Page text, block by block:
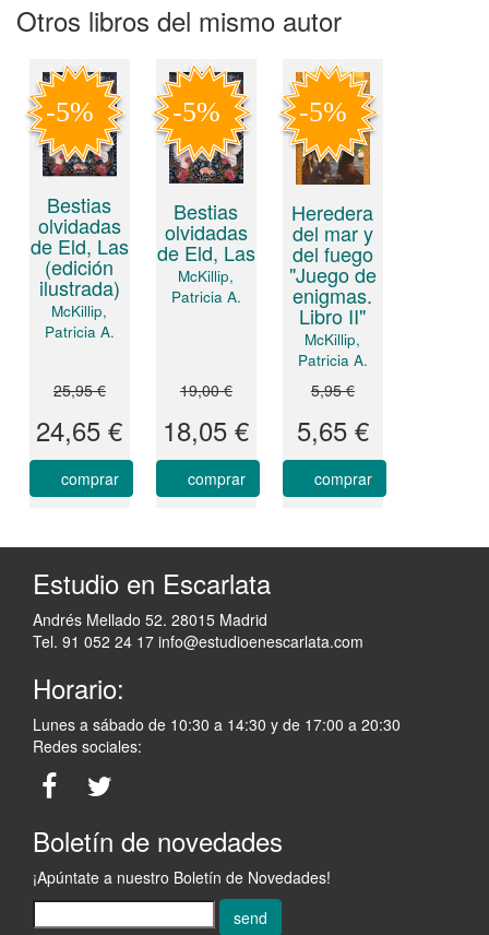
Otros libros del mismo autor
Bestias
olvidadas
de Eld, Las
(edición
ilustrada)
McKillip,
Patricia A.
25,95 €
24,65 €
comprar
Bestias
olvidadas
de Eld, Las
McKillip,
Patricia A.
19,00 €
18,05 €
comprar
Heredera
del mar y
del fuego
"Juego de
enigmas.
Libro II"
McKillip,
Patricia A.
5,95 €
5,65 €
comprar
Estudio en Escarlata
Andrés Mellado 52. 28015 Madrid
Tel. 91 052 24 17 info@estudioenescarlata.com
Horario:
Lunes a sábado de 10:30 a 14:30 y de 17:00 a 20:30
Redes sociales:
Boletín de novedades
¡Apúntate a nuestro Boletín de Novedades!
send